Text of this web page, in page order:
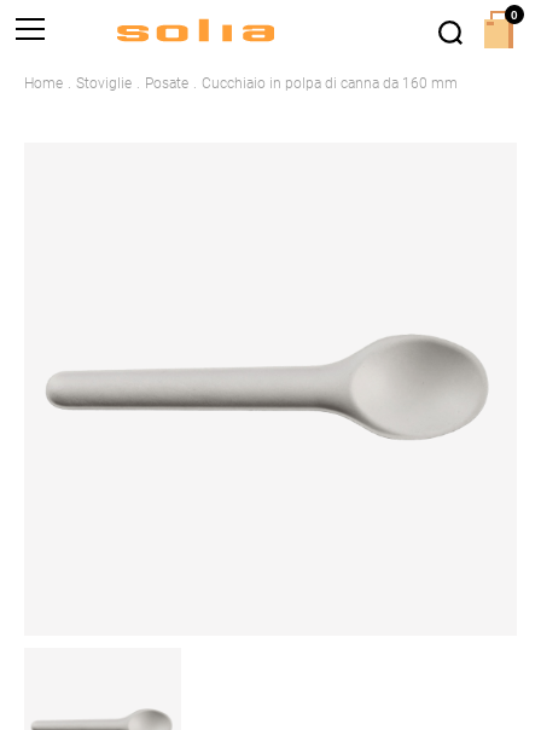
Home Stoviglie Posate Cucchiaio in polpa di canna da 160 mm
0